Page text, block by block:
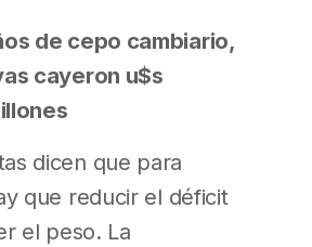
de cepo cambiario,
cayeron u$s
dicen que para
que reducir el déficit
el peso. La